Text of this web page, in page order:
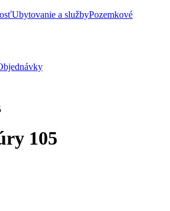
Ubytovanie a službyPozemkové
105